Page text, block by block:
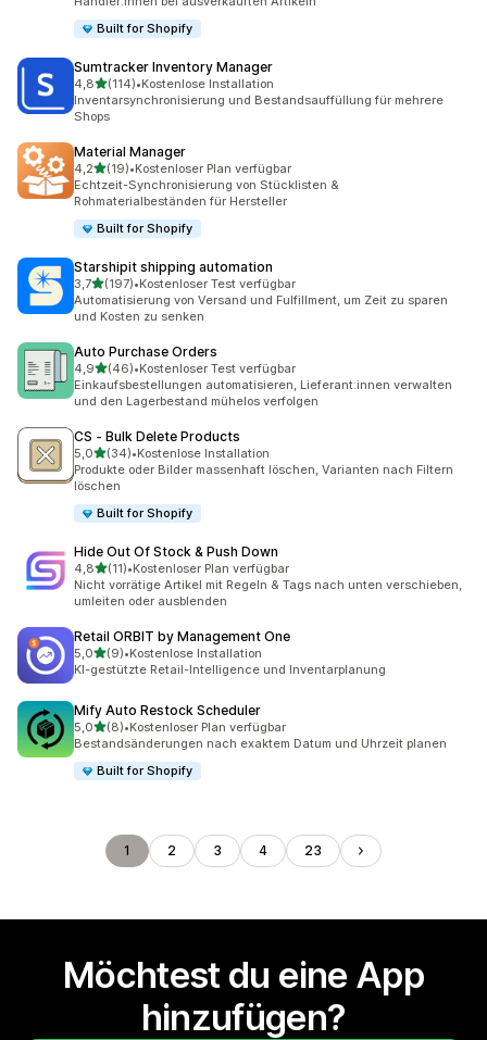
Built for Shopify
Sumtracker Inventory Manager
4,8von 5 Sternen
(114)
114 Rezensionen insgesamt
•Kostenlose Installation
Inventarsynchronisierung und Bestandsauffüllung für mehrere
Shops
Material Manager
4,2von 5 Sternen
(19)
19 Rezensionen insgesamt
•Kostenloser Plan verfügbar
Echtzeit-Synchronisierung von Stücklisten &
Rohmaterialbeständen für Hersteller
Built for Shopify
Starshipit shipping automation
3,7von 5 Sternen
(197)
197 Rezensionen insgesamt
•Kostenloser Test verfügbar
Automatisierung von Versand und Fulfillment, um Zeit zu sparen
und Kosten zu senken
Auto Purchase Orders
4,9von 5 Sternen
(46)
46 Rezensionen insgesamt
•Kostenloser Test verfügbar
Einkaufsbestellungen automatisieren, Lieferant:innen verwalten
und den Lagerbestand mühelos verfolgen
CS ‑ Bulk Delete Products
5,0von 5 Sternen
(34)
34 Rezensionen insgesamt
•Kostenlose Installation
Produkte oder Bilder massenhaft löschen, Varianten nach Filtern
löschen
Built for Shopify
Hide Out Of Stock & Push Down
4,8von 5 Sternen
(11)
11 Rezensionen insgesamt
•Kostenloser Plan verfügbar
Nicht vorrätige Artikel mit Regeln & Tags nach unten verschieben,
umleiten oder ausblenden
Retail ORBIT by Management One
5,0von 5 Sternen
(9)
9 Rezensionen insgesamt
•Kostenlose Installation
KI-gestützte Retail-Intelligence und Inventarplanung
Mify Auto Restock Scheduler
5,0von 5 Sternen
(8)
8 Rezensionen insgesamt
•Kostenloser Plan verfügbar
Bestandsänderungen nach exaktem Datum und Uhrzeit planen
Built for Shopify
1 2 3 4 23
Möchtest du eine App
hinzufügen?